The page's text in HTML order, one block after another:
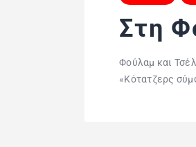
Στη
Φούλαμ και
«Κότατζερς